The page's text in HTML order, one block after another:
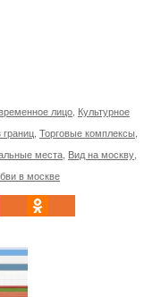
лицо Культурное
границ Торговые комплексы
места Вид на москву
в москве